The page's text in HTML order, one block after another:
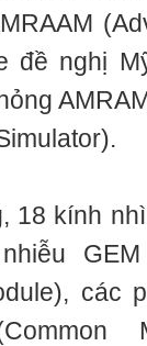
đề nghị
18 kính
các